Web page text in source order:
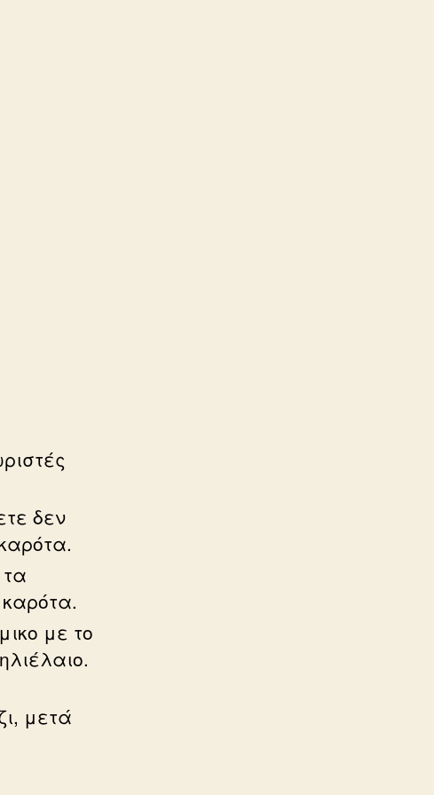
δεν
με το
μετά